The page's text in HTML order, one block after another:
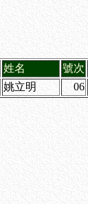
姓名 號次
姚立明 06